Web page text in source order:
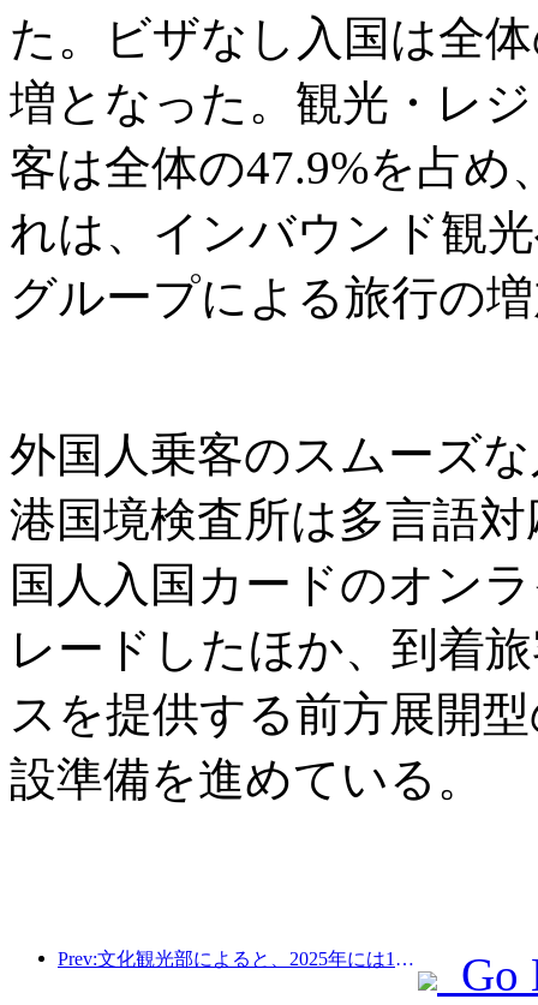
た。ビザなし入国は全
増となった。観光・レ
客は全体の47.9%を占め
れは、インバウンド観
グループによる旅行の
外国人乗客のスムーズ
港国境検査所は多言語
国人入国カードのオン
レードしたほか、到着
スを提供する前方展開
設準備を進めている。
Prev:文化観光部によると、2025年には16,994か所のA級景勝地が75億1000万人の観光客を迎え、5544億9000万元の観光収入を生み出した。 Go